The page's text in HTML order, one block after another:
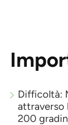
Difficoltà:
attraverso
200